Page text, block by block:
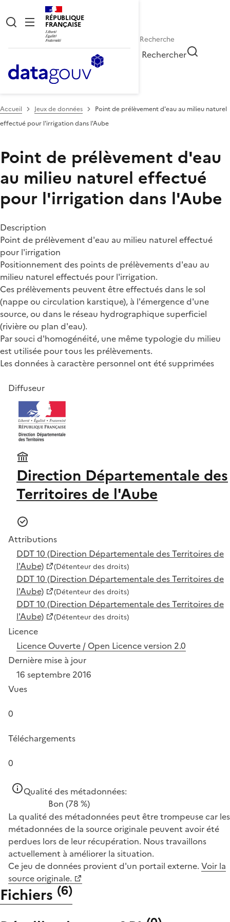
RÉPUBLIQUE
FRANÇAISE
Rechercher
Accueil Jeux de données
Point de prélèvement d'eau au milieu naturel
effectué pour l'irrigation dans l'Aube
Point de prélèvement d'eau
au milieu naturel effectué
pour l'irrigation dans l'Aube
Description
Point de prélèvement d'eau au milieu naturel effectué
pour l'irrigation
Positionnement des points de prélèvements d'eau au
milieu naturel effectués pour l'irrigation.
Ces prélèvements peuvent être effectués dans le sol
(nappe ou circulation karstique), à l'émergence d'une
source, ou dans le réseau hydrographique superficiel
(rivière ou plan d'eau).
Par souci d'homogénéité, une même typologie du milieu
est utilisée pour tous les prélèvements.
Les données à caractère personnel ont été supprimées
Diffuseur
Direction Départementale des
Territoires de l'Aube
Attributions
DDT 10 (Direction Départementale des Territoires de
l'Aube)
(Détenteur des droits)
DDT 10 (Direction Départementale des Territoires de
l'Aube)
(Détenteur des droits)
DDT 10 (Direction Départementale des Territoires de
l'Aube)
(Détenteur des droits)
Licence
Licence Ouverte / Open Licence version 2.0
Dernière mise à jour
16 septembre 2016
Vues
0
Téléchargements
0
Qualité des métadonnées:
Bon (78 %)
La qualité des métadonnées peut être trompeuse car les
métadonnées de la source originale peuvent avoir été
perdues lors de leur récupération. Nous travaillons
actuellement à améliorer la situation.
Ce jeu de données provient d'un portail externe. Voir la
source originale.
Fichiers (6)